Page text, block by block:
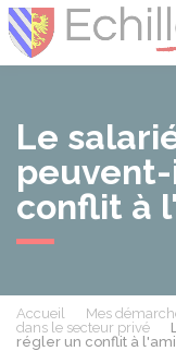
Le
conflit à
Accueil Mes
dans le secteur privé
régler un conflit à